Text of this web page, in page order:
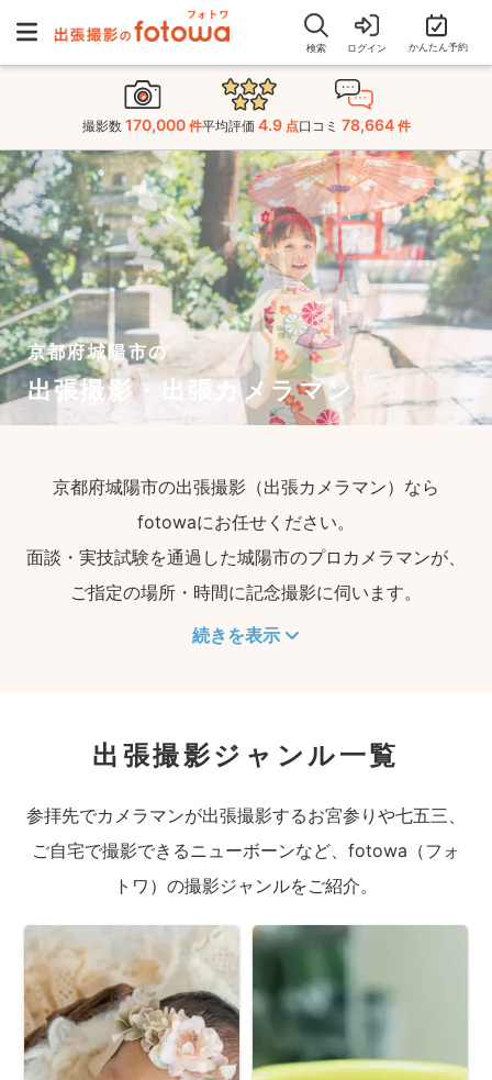
検索 ログイン かんたん予約
撮影数 170,000 件平均評価 4.9 点口コミ 78,664 件
京都府城陽市の
出張撮影・出張カメラマン
京都府城陽市の出張撮影（出張カメラマン）なら
fotowaにお任せください。
面談・実技試験を通過した城陽市のプロカメラマンが、
ご指定の場所・時間に記念撮影に伺います。
続きを表示
出張撮影ジャンル一覧
参拝先でカメラマンが出張撮影するお宮参りや七五三、
ご自宅で撮影できるニューボーンなど、fotowa（フォ
トワ）の撮影ジャンルをご紹介。